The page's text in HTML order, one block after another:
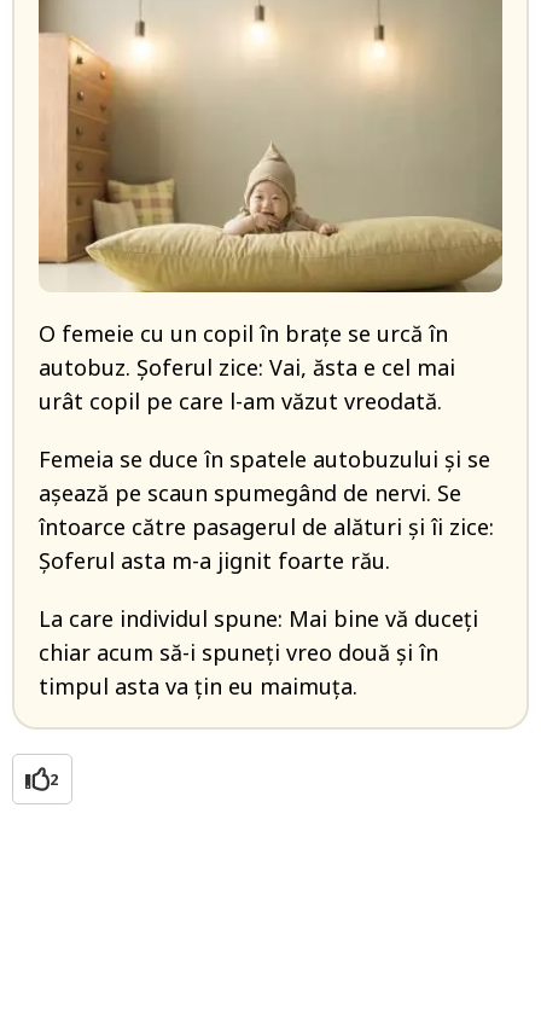
O femeie cu un copil în brațe se urcă în
autobuz. Șoferul zice: Vai, ăsta e cel mai
urât copil pe care l-am văzut vreodată.
Femeia se duce în spatele autobuzului și se
așează pe scaun spumegând de nervi. Se
întoarce către pasagerul de alături și îi zice:
Șoferul asta m-a jignit foarte rău.
La care individul spune: Mai bine vă duceți
chiar acum să-i spuneți vreo două și în
timpul asta va țin eu maimuța.
2